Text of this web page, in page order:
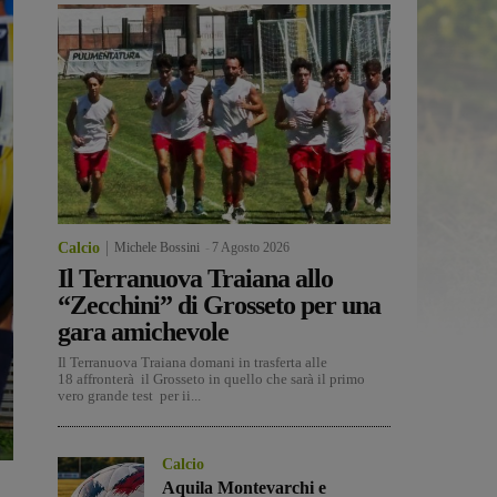
Calcio Michele Bossini 7 Agosto 2026
Il Terranuova Traiana allo
“Zecchini” di Grosseto per una
gara amichevole
Il Terranuova Traiana domani in trasferta alle
18 affronterà il Grosseto in quello che sarà il primo
vero grande test per ii...
Calcio
Aquila Montevarchi e